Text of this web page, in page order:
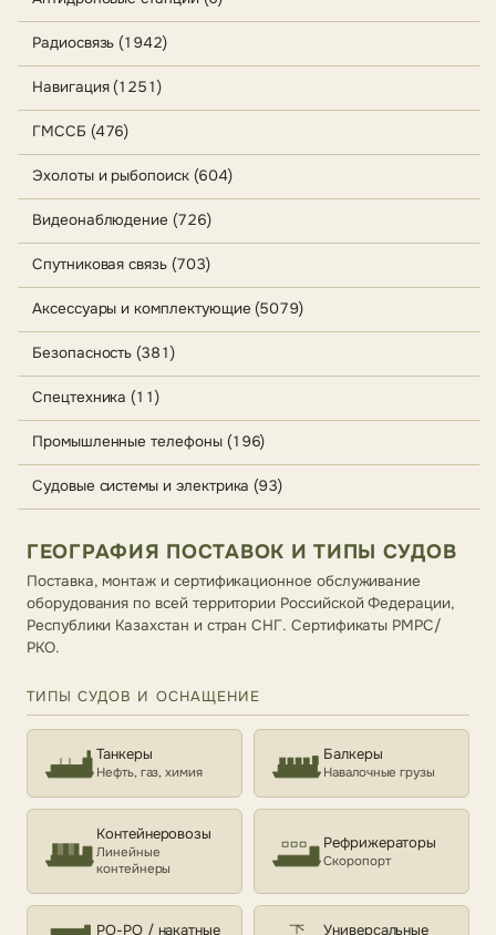
Радиосвязь (1942)
Навигация (1251)
ГМССБ (476)
Эхолоты и рыбопоиск (604)
Видеонаблюдение (726)
Спутниковая связь (703)
Аксессуары и комплектующие (5079)
Безопасность (381)
Спецтехника (11)
Промышленные телефоны (196)
Судовые системы и электрика (93)
ГЕОГРАФИЯ ПОСТАВОК И ТИПЫ СУДОВ
Поставка, монтаж и сертификационное обслуживание
оборудования по всей территории Российской Федерации,
Республики Казахстан и стран СНГ. Сертификаты РМРС/
РКО.
ТИПЫ СУДОВ И ОСНАЩЕНИЕ
Танкеры
Нефть, газ, химия
Балкеры
Навалочные грузы
Контейнеровозы
Линейные
контейнеры
Рефрижераторы
Скоропорт
РО-РО / накатные Универсальные